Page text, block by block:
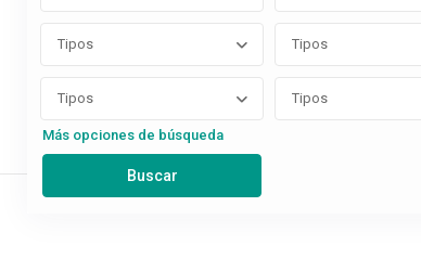
Tipos Tipos
Tipos Tipos
Más opciones de búsqueda